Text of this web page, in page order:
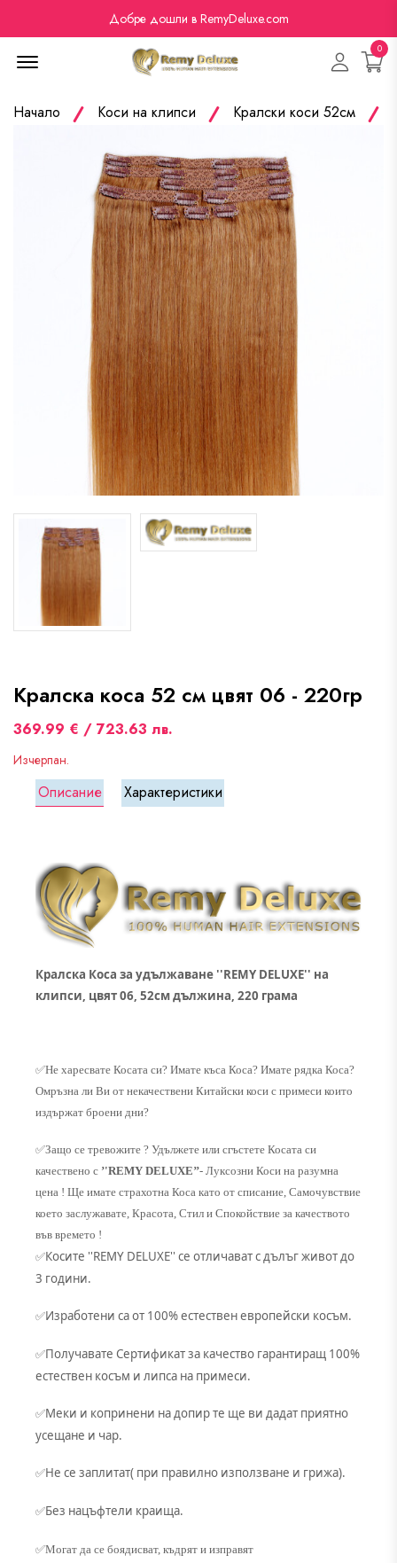
Добре дошли в RemyDeluxe.com
0
Начало Коси на клипси Кралски коси 52см
Кралска коса 52 см цвят 06 - 220гр
369.99 € / 723.63 лв.
Изчерпан.
Описание Характеристики
Кралска Коса за удължаване ''REMY DELUXE'' на
клипси, цвят 06, 52см дължина, 220 грама
✅Не харесвате Косата си? Имате къса Коса? Имате рядка Коса?
Омръзна ли Ви от некачествени Китайски коси с примеси които
издържат броени дни?
✅Защо се тревожите ? Удължете или сгъстете Косата си
качествено с ’'REMY DELUXE’’- Луксозни Коси на разумна
цена ! Ще имате страхотна Коса като от списание, Самочувствие
което заслужавате, Красота, Стил и Спокойствие за качеството
във времето !
✅Косите ''REMY DELUXE'' се отличават с дълъг живот до
3 години.
✅Изработени са от 100% естествен европейски косъм.
✅Получавате Сертификат за качество гарантиращ 100%
естествен косъм и липса на примеси.
✅Меки и копринени на допир те ще ви дадат приятно
усещане и чар.
✅Не се заплитат( при правилно използване и грижа).
✅Без нацъфтели краища.
✅Могат да се боядисват, къдрят и изправят